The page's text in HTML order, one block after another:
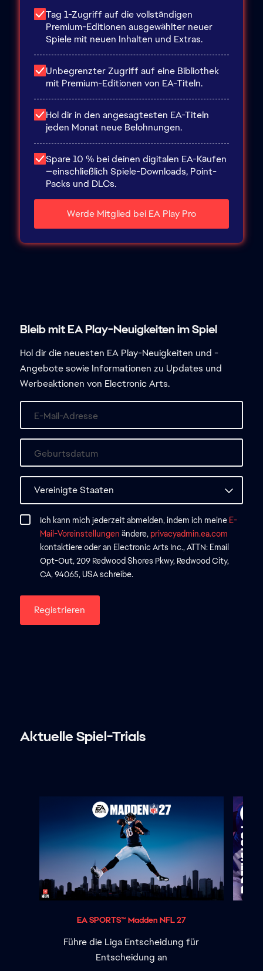
Ich kann mich jederzeit abmelden, indem ich meine E-
Mail-Voreinstellungen ändere, privacyadmin.ea.com
kontaktiere oder an Electronic Arts Inc., ATTN: Email
Opt-Out, 209 Redwood Shores Pkwy, Redwood City,
CA, 94065, USA schreibe.
Hol dir die neuesten EA Play-Neuigkeiten und -
Angebote sowie Informationen zu Updates und
Werbeaktionen von Electronic Arts.